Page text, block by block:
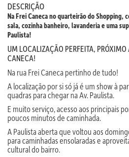
DESCRIÇÃO
Na Frei Caneca no quarteirão do Shopping,
sala, cozinha banheiro, lavanderia e uma
Paulista!
UM LOCALIZAÇÃO PERFEITA, PRÓXIMO
CANECA!
Na rua Frei Caneca pertinho de tudo!
A localização por si só já é um show à
quadras para chegar na Av. Paulista.
E muito serviço, acesso aos principais
poucos minutos de caminhada.
A Paulista aberta que voltou aos
para caminhadas ensolaradas e
cultural do bairro.